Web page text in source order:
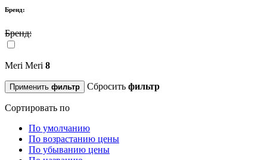
Бренд:
Бренд:
Meri Meri 8
Применить фильтр Сбросить фильтр
Сортировать по
По умолчанию
По возрастанию цены
По убыванию цены